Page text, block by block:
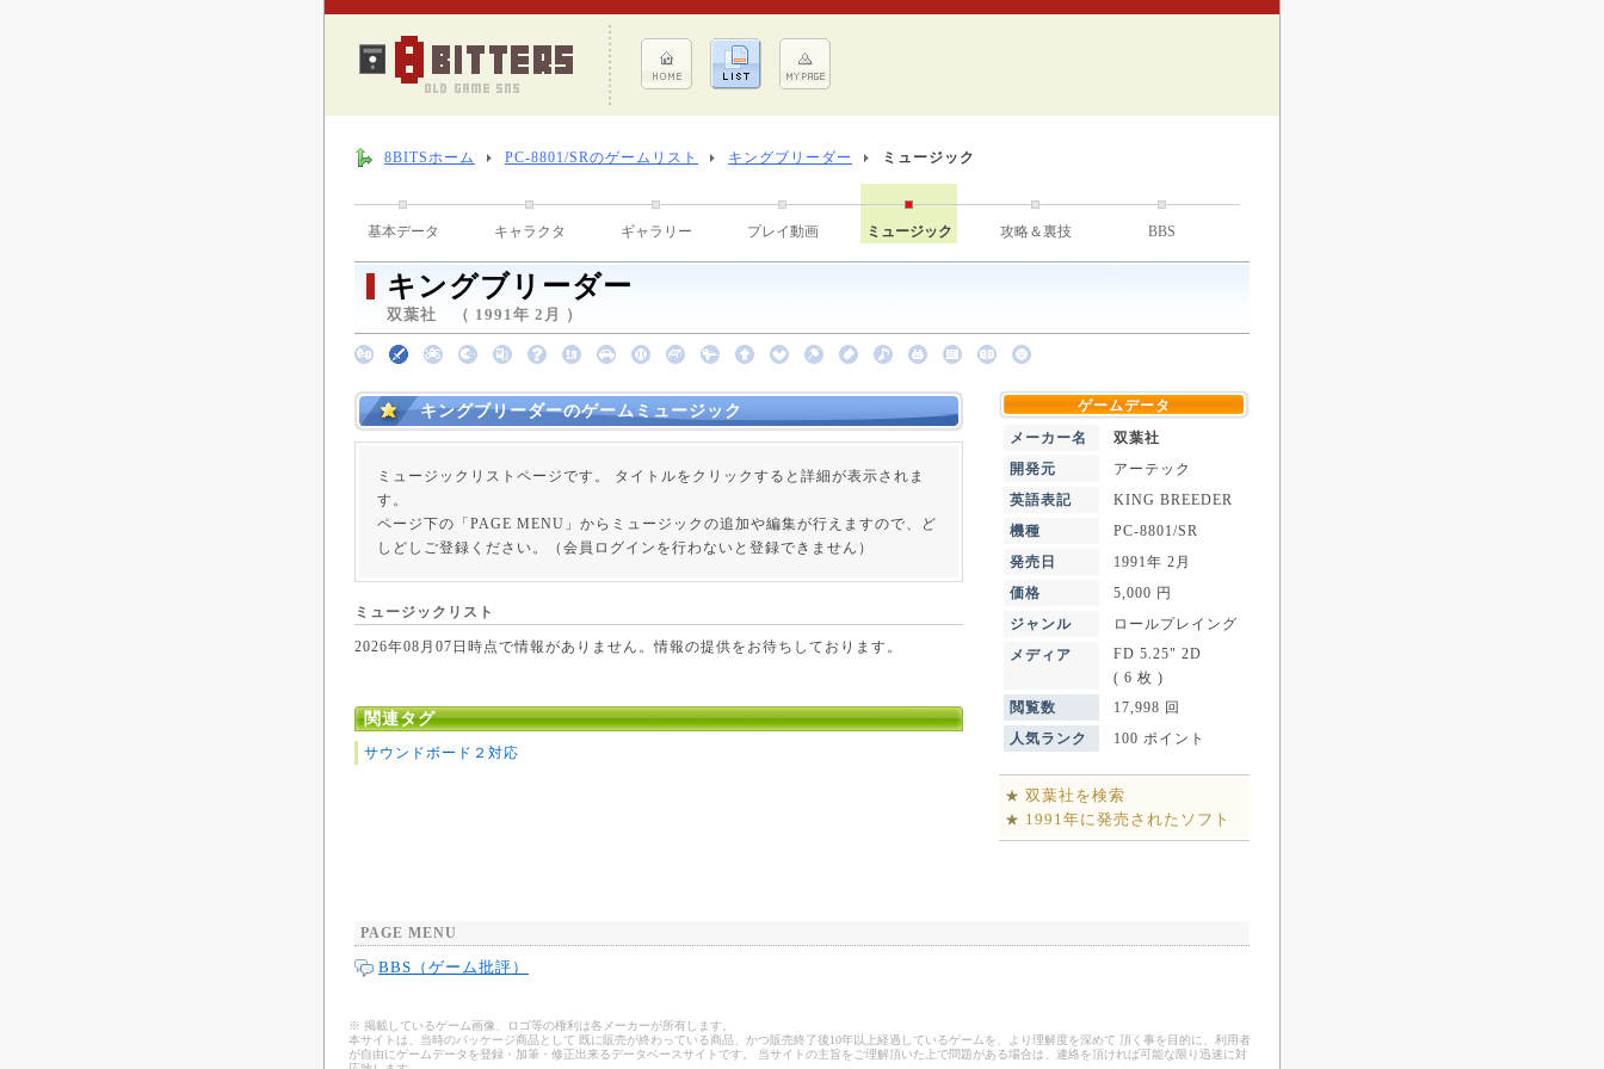
8BITSホーム PC-8801/SRのゲームリスト キングブリーダー ミュージック
基本データ キャラクタ ギャラリー プレイ動画 ミュージック 攻略＆裏技 BBS
キングブリーダー
双葉社 （ 1991年 2月 ）
キングブリーダーのゲームミュージック
ミュージックリストページです。 タイトルをクリックすると詳細が表示されま
す。
ページ下の「PAGE MENU」からミュージックの追加や編集が行えますので、ど
しどしご登録ください。（会員ログインを行わないと登録できません）
ミュージックリスト
2026年08月07日時点で情報がありません。情報の提供をお待ちしております。
関連タグ
サウンドボード２対応
ゲームデータ
メーカー名
双葉社
開発元
アーテック
英語表記
KING BREEDER
機種
PC-8801/SR
発売日
1991年 2月
価格
5,000 円
ジャンル
ロールプレイング
メディア
FD 5.25" 2D
( 6 枚 )
閲覧数
17,998 回
人気ランク
100 ポイント
★ 双葉社を検索
★ 1991年に発売されたソフト
PAGE MENU
BBS（ゲーム批評）
※ 掲載しているゲーム画像、ロゴ等の権利は各メーカーが所有します。
本サイトは、当時のパッケージ商品として 既に販売が終わっている商品、かつ販売終了後10年以上経過しているゲームを、より理解度を深めて 頂く事を目的に、利用者
が自由にゲームデータを登録・加筆・修正出来るデータベースサイトです。 当サイトの主旨をご理解頂いた上で問題がある場合は、連絡を頂ければ可能な限り迅速に対